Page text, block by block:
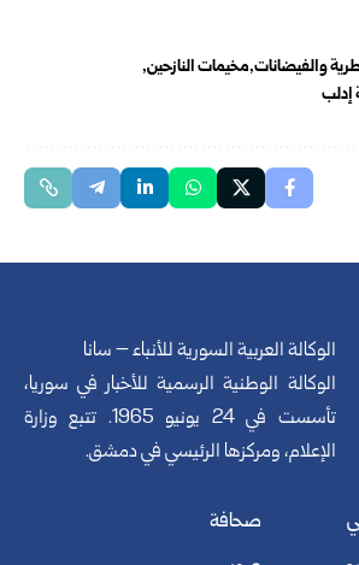
والفيضانات مخيمات النازحين
إدلب
الوكالة العربية السورية للأنباء – سانا
الوكالة الوطنية الرسمية للأخبار في سوريا،
تأسست في 24 يونيو 1965. تتبع وزارة
الإعلام، ومركزها الرئيسي في دمشق.
صحافة